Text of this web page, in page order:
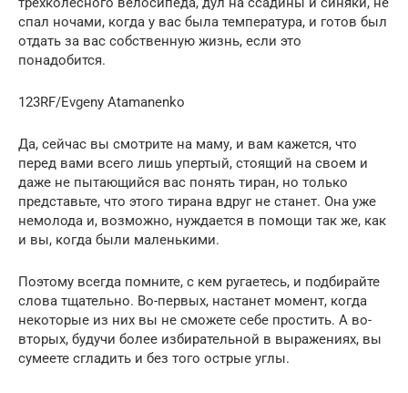
спал ночами, когда у вас была температура, и готов был
отдать за вас собственную жизнь, если это
понадобится.
123RF/Evgeny Atamanenko
Да, сейчас вы смотрите на маму, и вам кажется, что
перед вами всего лишь упертый, стоящий на своем и
даже не пытающийся вас понять тиран, но только
представьте, что этого тирана вдруг не станет. Она уже
немолода и, возможно, нуждается в помощи так же, как
и вы, когда были маленькими.
Поэтому всегда помните, с кем ругаетесь, и подбирайте
слова тщательно. Во-первых, настанет момент, когда
некоторые из них вы не сможете себе простить. А во-
вторых, будучи более избирательной в выражениях, вы
сумеете сгладить и без того острые углы.